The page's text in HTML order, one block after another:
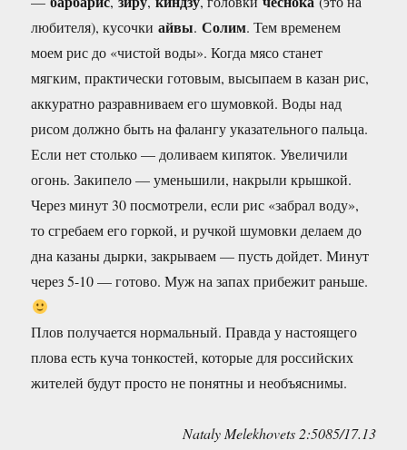
любителя), кусочкиайвы.Солим. Тем временем
моем рис до «чистой воды». Когда мясо станет
мягким, практически готовым, высыпаем в казан рис,
аккуратно разравниваем его шумовкой. Воды над
рисом должно быть на фалангу указательного пальца.
Если нет столько — доливаем кипяток. Увеличили
огонь. Закипело — уменьшили, накрыли крышкой.
Через минут 30 посмотрели, если рис «забрал воду»,
то сгребаем его горкой, и ручкой шумовки делаем до
дна казаны дырки, закрываем — пусть дойдет. Минут
через 5-10 — готово. Муж на запах прибежит раньше.
Плов получается нормальный. Правда у настоящего
плова есть куча тонкостей, которые для российских
жителей будут просто не понятны и необъяснимы.
Nataly Melekhovets 2:5085/17.13